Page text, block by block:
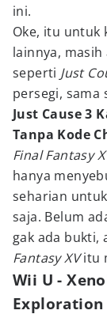
ini.
Oke, itu untuk
lainnya,
seperti Just
persegi, sama
Just Cause 3
Tanpa Kode
Final Fantasy
hanya
seharian
saja. Belum
gak ada bukti,
Fantasy XVitu
Wii U -